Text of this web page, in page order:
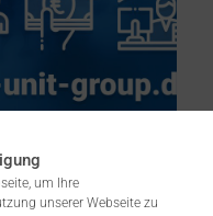
um Ihre
unserer Webseite zu
2020